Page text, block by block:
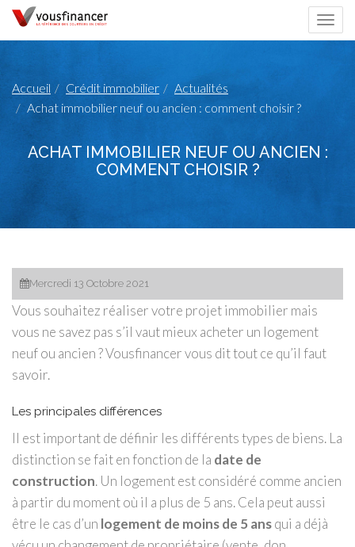
Accueil Crédit immobilier
Actualités
Achat immobilier neuf ou ancien : comment choisir ?
ACHAT IMMOBILIER NEUF OU ANCIEN :
COMMENT CHOISIR ?
Mercredi 13 Octobre 2021
Vous souhaitez réaliser votre projet immobilier mais
vous ne savez pas s’il vaut mieux acheter un logement
neuf ou ancien ? Vousfinancer vous dit tout ce qu’il faut
savoir.
Les principales différences
Il est important de définir les différents types de biens. La
distinction se fait en fonction de la date de
construction. Un logement est considéré comme ancien
à partir du moment où il a plus de 5 ans. Cela peut aussi
être le cas d’un logement de moins de 5 ansqui a déjà